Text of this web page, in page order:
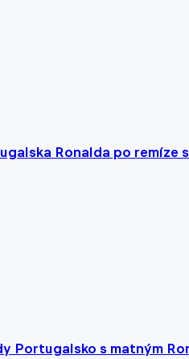
Ronalda po remíze
Portugalsko s matným